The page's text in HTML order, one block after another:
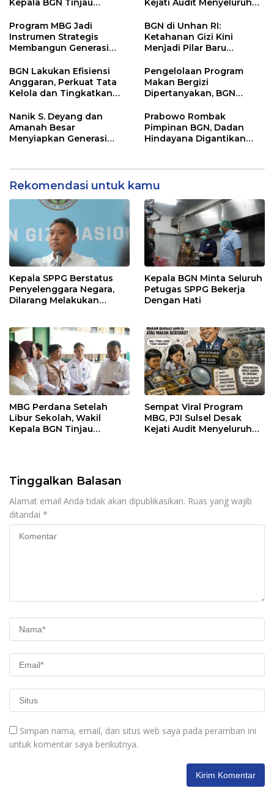
Kepala BGN Tinjau
MBG di Jakarta Pusat
Kejati Audit Menyeluruh
Dugaan Pelaksanaan di
Sinjai, Isu Keterlibatan
Legislator
Program MBG Jadi
Instrumen Strategis
Membangun Generasi
BGN di Unhan RI:
Ketahanan Gizi Kini
Menjadi Pilar Baru
BGN Lakukan Efisiensi
Anggaran, Perkuat Tata
Kelola dan Tingkatkan
Makan Bergizi Gratis
Pengelolaan Program
Makan Bergizi
Dipertanyakan, BGN
Besar
Nanik S. Deyang dan
Amanah Besar
Menyiapkan Generasi
Prabowo Rombak
Pimpinan BGN, Dadan
Hindayana Digantikan
Rekomendasi untuk kamu
Kepala SPPG Berstatus
Penyelenggara Negara,
Dilarang Melakukan
Kepala BGN Minta Seluruh
Petugas SPPG Bekerja
Dengan Hati
MBG Perdana Setelah
Libur Sekolah, Wakil
Kepala BGN Tinjau
Sempat Viral Program
MBG, PJI Sulsel Desak
Kejati Audit Menyeluruh
Tinggalkan Balasan
Alamat email Anda tidak akan dipublikasikan. Ruas yang wajib
ditandai *
Simpan nama, email, dan situs web saya pada peramban ini
untuk komentar saya berikutnya.